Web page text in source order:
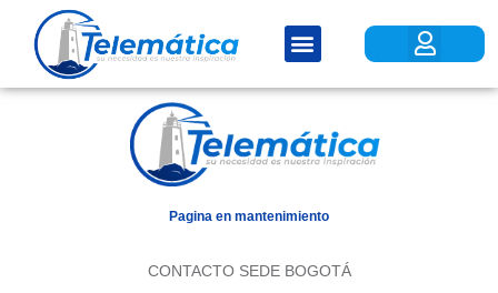
contenido
Menú Menú
Pagina en mantenimiento
CONTACTO SEDE BOGOTÁ